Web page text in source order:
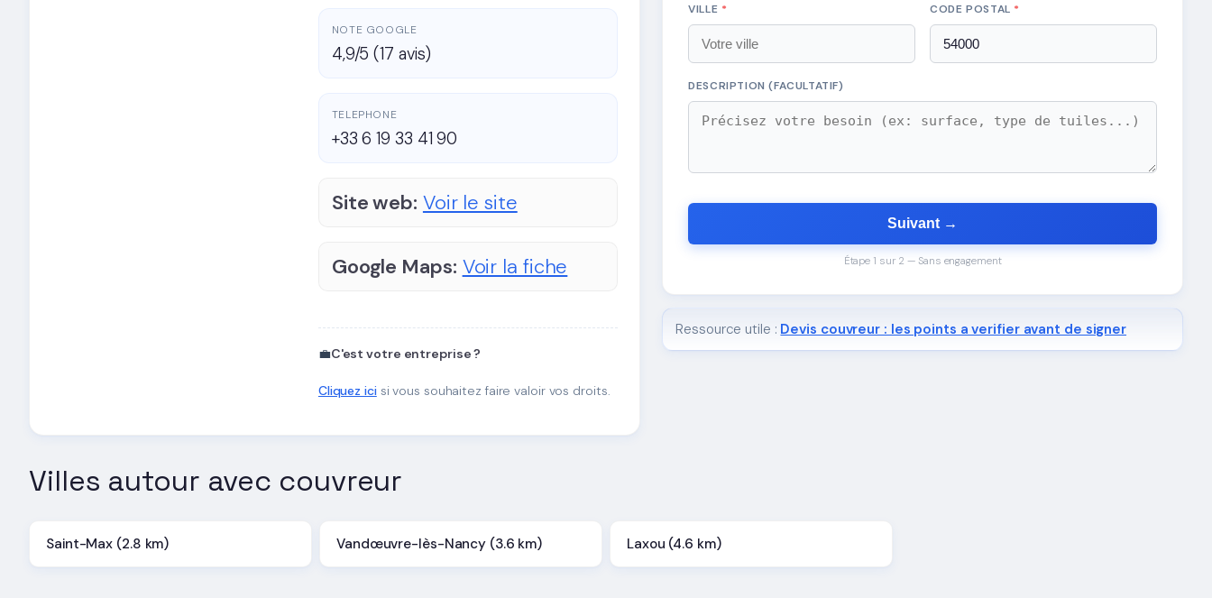
NOTE GOOGLE
4,9/5 (17 avis)
TELEPHONE
+33 6 19 33 41 90
Site web: Voir le site
Google Maps: Voir la fiche
💼C'est votre entreprise ?
Cliquez icisi vous souhaitez faire valoir vos droits.
VILLE * CODE POSTAL *
DESCRIPTION (FACULTATIF)
Suivant →
Étape 1 sur 2 — Sans engagement
Ressource utile : Devis couvreur : les points a verifier avant de signer
Villes autour avec couvreur
Saint-Max (2.8 km) Vandœuvre-lès-Nancy (3.6 km) Laxou (4.6 km)